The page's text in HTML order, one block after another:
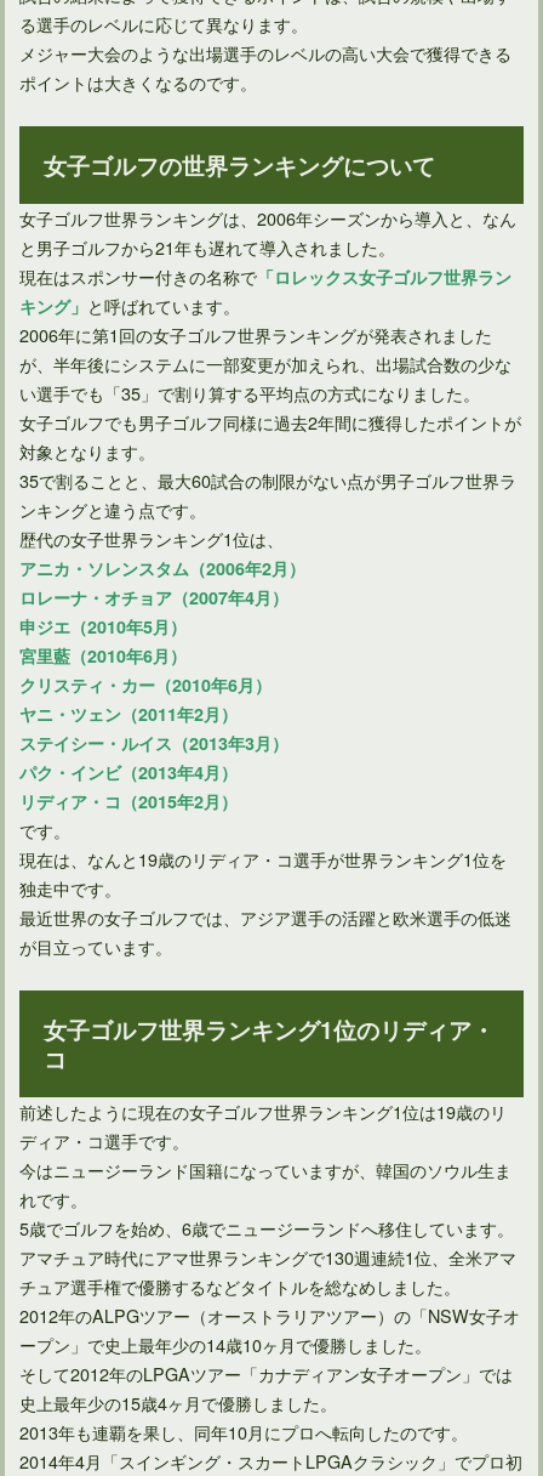
男子プロゴルファーにとって過酷な試合QTトーナメントとは
ゴルフ場で2ラウンド分を楽しむのに必要なのは何時間？
ゴルフを始めて90を切ることができる割合って何パーセント？
ゴルファー人口の中で90切りできる人の割合はどのくらい？
る選手のレベルに応じて異なります。
メジャー大会のような出場選手のレベルの高い大会で獲得できる
ポイントは大きくなるのです。
女子ゴルフの世界ランキングについて
女子ゴルフ世界ランキングは、2006年シーズンから導入と、なん
と男子ゴルフから21年も遅れて導入されました。
現在はスポンサー付きの名称で 「ロレックス女子ゴルフ世界ラン
キング」 と呼ばれています。
2006年に第1回の女子ゴルフ世界ランキングが発表されました
が、半年後にシステムに一部変更が加えられ、出場試合数の少な
い選手でも「35」で割り算する平均点の方式になりました。
女子ゴルフでも男子ゴルフ同様に過去2年間に獲得したポイントが
対象となります。
35で割ることと、最大60試合の制限がない点が男子ゴルフ世界ラ
ンキングと違う点です。
歴代の女子世界ランキング1位は、
アニカ・ソレンスタム（2006年2月）
ロレーナ・オチョア（2007年4月）
申ジエ（2010年5月）
宮里藍（2010年6月）
クリスティ・カー（2010年6月）
ヤニ・ツェン（2011年2月）
ステイシー・ルイス（2013年3月）
パク・インビ（2013年4月）
リディア・コ（2015年2月）
です。
現在は、なんと19歳のリディア・コ選手が世界ランキング1位を
独走中です。
最近世界の女子ゴルフでは、アジア選手の活躍と欧米選手の低迷
が目立っています。
女子ゴルフ世界ランキング1位のリディア・
コ
前述したように現在の女子ゴルフ世界ランキング1位は19歳のリ
ディア・コ選手です。
今はニュージーランド国籍になっていますが、韓国のソウル生ま
れです。
5歳でゴルフを始め、6歳でニュージーランドへ移住しています。
アマチュア時代にアマ世界ランキングで130週連続1位、全米アマ
チュア選手権で優勝するなどタイトルを総なめしました。
2012年のALPGツアー（オーストラリアツアー）の「NSW女子オ
ープン」で史上最年少の14歳10ヶ月で優勝しました。
そして2012年のLPGAツアー「カナディアン女子オープン」では
史上最年少の15歳4ヶ月で優勝しました。
2013年も連覇を果し、同年10月にプロへ転向したのです。
2014年4月「スインギング・スカートLPGAクラシック」でプロ初